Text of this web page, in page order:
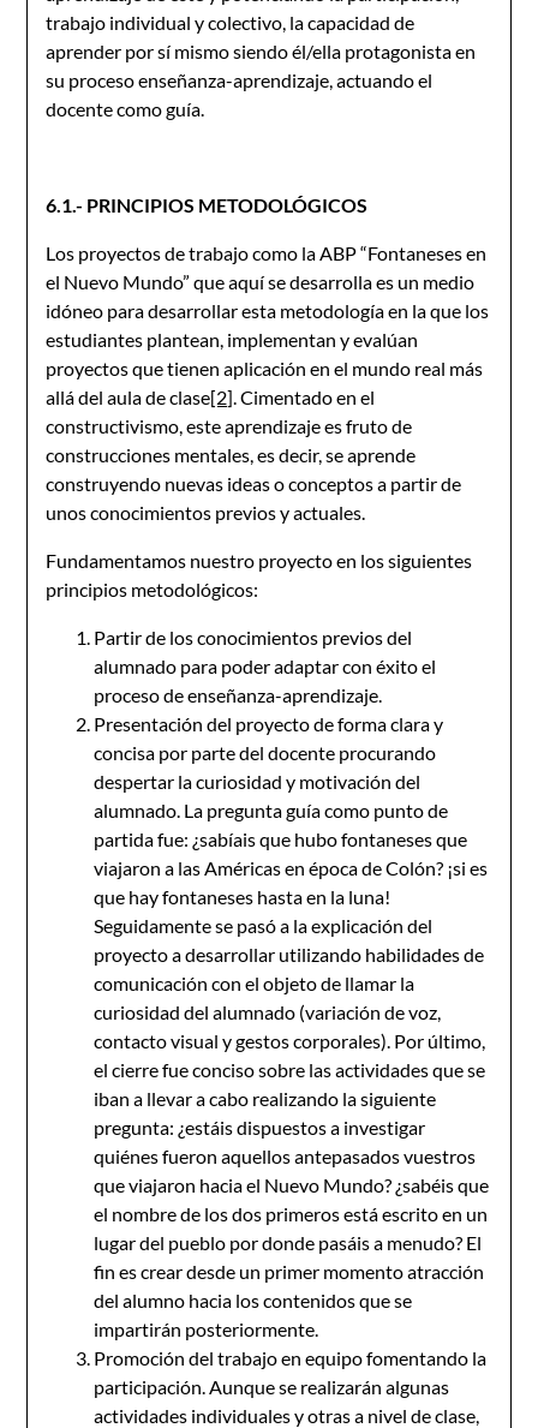
trabajo individual y colectivo, la capacidad de
aprender por sí mismo siendo él/ella protagonista en
su proceso enseñanza-aprendizaje, actuando el
docente como guía.
6.1.- PRINCIPIOS METODOLÓGICOS
Los proyectos de trabajo como la ABP “Fontaneses en
el Nuevo Mundo” que aquí se desarrolla es un medio
idóneo para desarrollar esta metodología en la que los
estudiantes plantean, implementan y evalúan
proyectos que tienen aplicación en el mundo real más
allá del aula de clase[2]. Cimentado en el
constructivismo, este aprendizaje es fruto de
construcciones mentales, es decir, se aprende
construyendo nuevas ideas o conceptos a partir de
unos conocimientos previos y actuales.
Fundamentamos nuestro proyecto en los siguientes
principios metodológicos:
Partir de los conocimientos previos del
alumnado para poder adaptar con éxito el
proceso de enseñanza-aprendizaje.
Presentación del proyecto de forma clara y
concisa por parte del docente procurando
despertar la curiosidad y motivación del
alumnado. La pregunta guía como punto de
partida fue: ¿sabíais que hubo fontaneses que
viajaron a las Américas en época de Colón? ¡si es
que hay fontaneses hasta en la luna!
Seguidamente se pasó a la explicación del
proyecto a desarrollar utilizando habilidades de
comunicación con el objeto de llamar la
curiosidad del alumnado (variación de voz,
contacto visual y gestos corporales). Por último,
el cierre fue conciso sobre las actividades que se
iban a llevar a cabo realizando la siguiente
pregunta: ¿estáis dispuestos a investigar
quiénes fueron aquellos antepasados vuestros
que viajaron hacia el Nuevo Mundo? ¿sabéis que
el nombre de los dos primeros está escrito en un
lugar del pueblo por donde pasáis a menudo? El
fin es crear desde un primer momento atracción
del alumno hacia los contenidos que se
impartirán posteriormente.
Promoción del trabajo en equipo fomentando la
participación. Aunque se realizarán algunas
actividades individuales y otras a nivel de clase,